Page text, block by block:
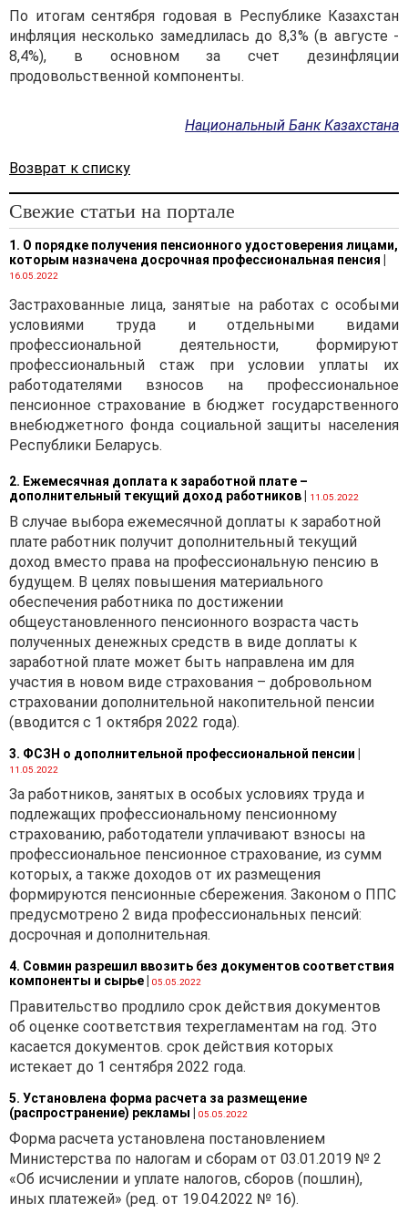
По итогам сентября годовая в Республике Казахстан
инфляция несколько замедлилась до 8,3% (в августе -
8,4%), в основном за счет дезинфляции
продовольственной компоненты.
Национальный Банк Казахстана
Возврат к списку
Свежие статьи на портале
1. О порядке получения пенсионного удостоверения лицами,
которым назначена досрочная профессиональная пенсия |
16.05.2022
Застрахованные лица, занятые на работах с особыми
условиями труда и отдельными видами
профессиональной деятельности, формируют
профессиональный стаж при условии уплаты их
работодателями взносов на профессиональное
пенсионное страхование в бюджет государственного
внебюджетного фонда социальной защиты населения
Республики Беларусь.
2. Ежемесячная доплата к заработной плате –
дополнительный текущий доход работников| 11.05.2022
В случае выбора ежемесячной доплаты к заработной
плате работник получит дополнительный текущий
доход вместо права на профессиональную пенсию в
будущем. В целях повышения материального
обеспечения работника по достижении
общеустановленного пенсионного возраста часть
полученных денежных средств в виде доплаты к
заработной плате может быть направлена им для
участия в новом виде страхования – добровольном
страховании дополнительной накопительной пенсии
(вводится с 1 октября 2022 года).
3. ФСЗН о дополнительной профессиональной пенсии |
11.05.2022
За работников, занятых в особых условиях труда и
подлежащих профессиональному пенсионному
страхованию, работодатели уплачивают взносы на
профессиональное пенсионное страхование, из сумм
которых, а также доходов от их размещения
формируются пенсионные сбережения. Законом о ППС
предусмотрено 2 вида профессиональных пенсий:
досрочная и дополнительная.
4. Совмин разрешил ввозить без документов соответствия
компоненты и сырье| 05.05.2022
Правительство продлило срок действия документов
об оценке соответствия техрегламентам на год. Это
касается документов. срок действия которых
истекает до 1 сентября 2022 года.
5. Установлена форма расчета за размещение
(распространение) рекламы | 05.05.2022
Форма расчета установлена постановлением
Министерства по налогам и сборам от 03.01.2019 № 2
«Об исчислении и уплате налогов, сборов (пошлин),
иных платежей» (ред. от 19.04.2022 № 16).